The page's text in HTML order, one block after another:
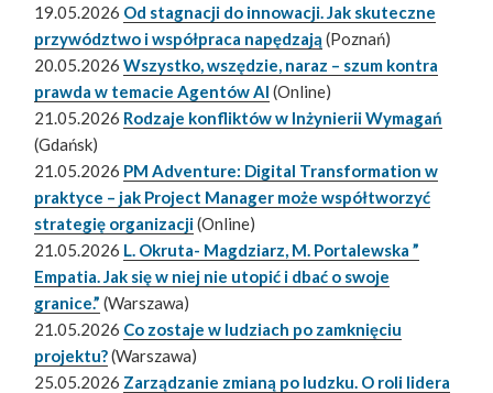
19.05.2026 Od stagnacji do innowacji. Jak skuteczne
przywództwo i współpraca napędzają (Poznań)
20.05.2026Wszystko, wszędzie, naraz – szum kontra
prawda w temacie Agentów AI (Online)
21.05.2026 Rodzaje konfliktów w Inżynierii Wymagań
(Gdańsk)
21.05.2026 PM Adventure: Digital Transformation w
praktyce – jak Project Manager może współtworzyć
strategię organizacji(Online)
21.05.2026 L. Okruta- Magdziarz, M. Portalewska ”
Empatia. Jak się w niej nie utopić i dbać o swoje
granice.” (Warszawa)
21.05.2026 Co zostaje w ludziach po zamknięciu
projektu?(Warszawa)
25.05.2026 Zarządzanie zmianą po ludzku. O roli lidera